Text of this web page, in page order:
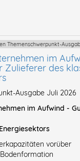
Themenschwerpunkt-
im
Zulieferer des
Ausgabe Juli 2026
im Aufwind -
vorüber